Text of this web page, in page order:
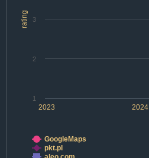
rating
2023 2024
1
2
3
GoogleMaps
pkt.pl